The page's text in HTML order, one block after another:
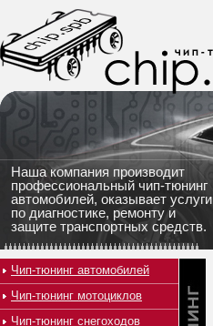
Наша компания производит
профессиональный чип-тюнинг
автомобилей, оказывает услуги
по диагностике, ремонту и
защите транспортных средств.
Чип-тюнинг автомобилей
Чип-тюнинг мотоциклов
Чип-тюнинг снегоходов